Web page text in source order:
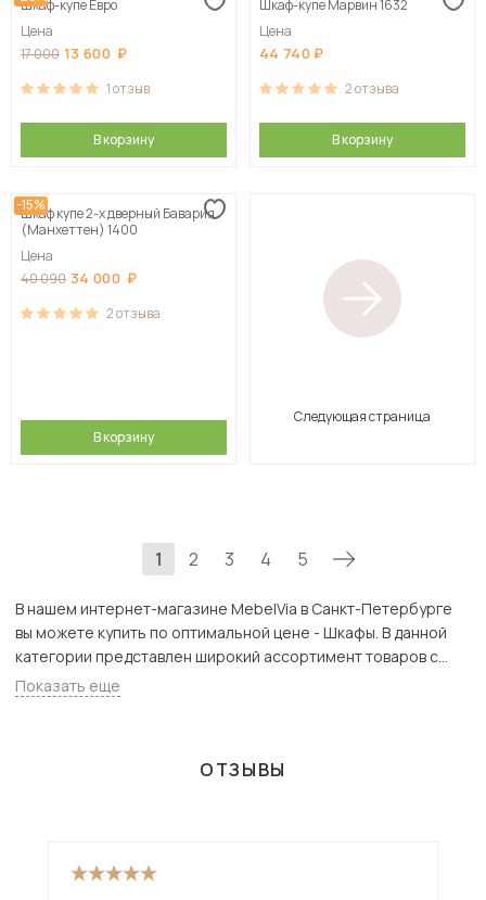
Шкаф-купе Евро
Цена
17 000 13 600
1отзыв
В корзину
Шкаф-купе Марвин 1632
Цена
44 740
2отзыва
В корзину
-15%
Шкаф купе 2-х дверный Бавария
(Манхеттен) 1400
Цена
40 090 34 000
2отзыва
В корзину
Следующая страница
1 2 3 4 5
В нашем интернет-магазине MebelVia в Санкт-Петербурге
вы можете купить по оптимальной цене - Шкафы. В данной
категории представлен широкий ассортимент товаров с
доставкой в СПб. Всего товаров в категории «Шкафы» - 6107
шт.
Показать еще
ОТЗЫВЫ